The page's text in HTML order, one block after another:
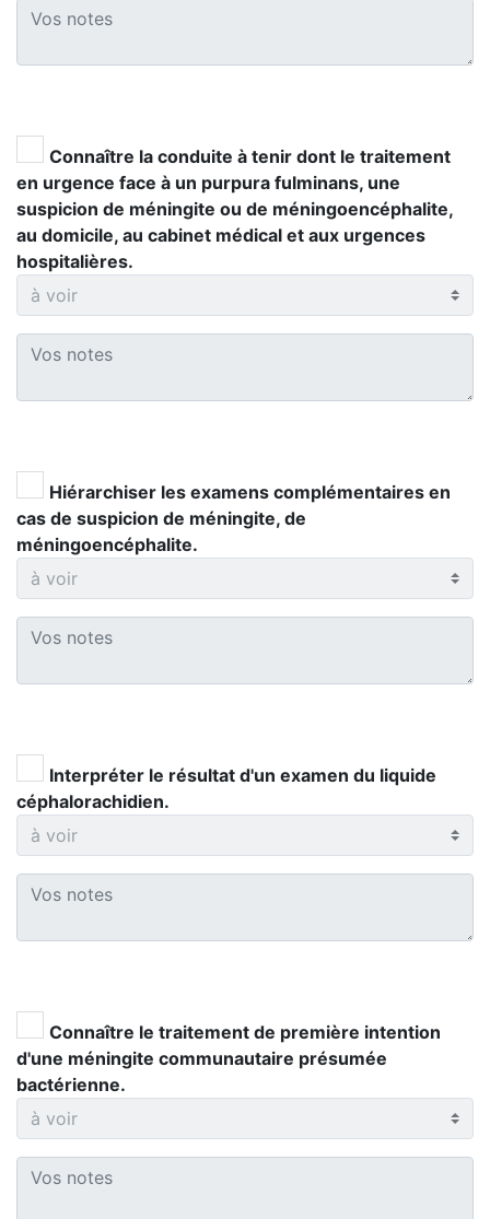
Connaître la conduite à tenir dont le traitement
en urgence face à un purpura fulminans, une
suspicion de méningite ou de méningoencéphalite,
au domicile, au cabinet médical et aux urgences
hospitalières.
Hiérarchiser les examens complémentaires en
cas de suspicion de méningite, de
méningoencéphalite.
Interpréter le résultat d'un examen du liquide
céphalorachidien.
Connaître le traitement de première intention
d'une méningite communautaire présumée
bactérienne.